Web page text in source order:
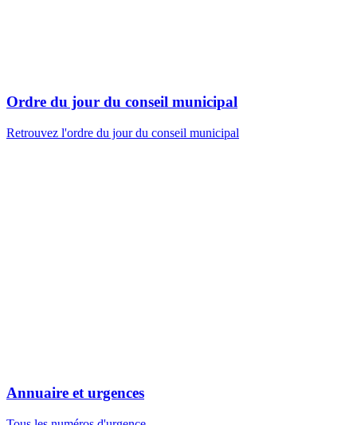
Ordre du jour du conseil municipal
Retrouvez l'ordre du jour du conseil municipal
Annuaire et urgences